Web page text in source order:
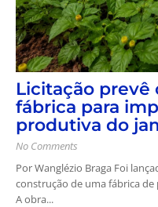
Licitação prevê
fábrica para
produtiva do
No Comments
Por Wanglézio Braga Foi
construção de uma fábrica
A obra...